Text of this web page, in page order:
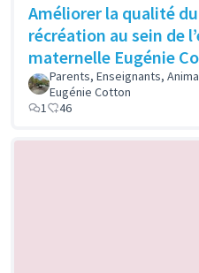
Améliorer la qualité
récréation au sein de
maternelle Eugénie
Parents, Enseignants,
Eugénie Cotton
1
46